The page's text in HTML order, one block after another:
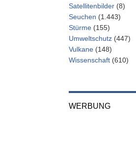
Satellitenbilder (8)
Seuchen (1.443)
Stürme (155)
Umweltschutz (447)
Vulkane (148)
Wissenschaft (610)
WERBUNG